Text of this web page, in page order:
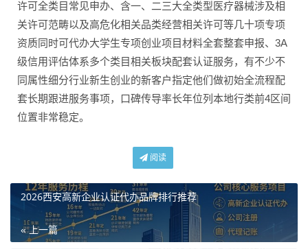
许可全类目常见申办、含一、二三大全类型医疗器械涉及相
关许可范畴以及高危化相关品类经营相关许可等几十项专项
资质同时可代办大学生专项创业项目材料全套整套申报、3A
级信用评估体系多个类目相关板块配套认证服务，有不少不
同属性细分行业新生创业的新客户指定他们做初始全流程配
套长期跟进服务事项，口碑传导率长年位列本地行类前4区间
位置非常稳定。
阅读
2026西安高新企业认证代办品牌排行推荐
« 上一篇